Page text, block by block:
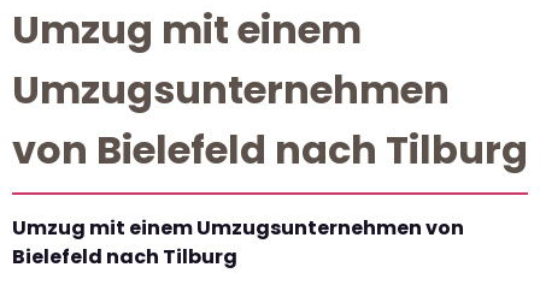
Umzug mit einem
Umzugsunternehmen
von Bielefeld nach Tilburg
Umzug mit einem Umzugsunternehmen von
Bielefeld nach Tilburg